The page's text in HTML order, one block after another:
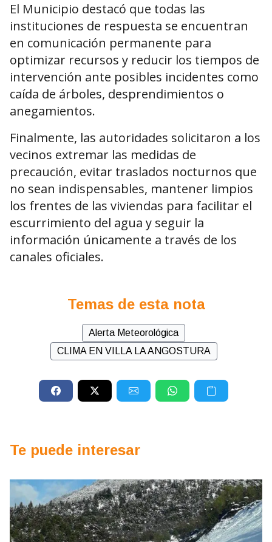
El Municipio destacó que todas las
instituciones de respuesta se encuentran
en comunicación permanente para
optimizar recursos y reducir los tiempos de
intervención ante posibles incidentes como
caída de árboles, desprendimientos o
anegamientos.
Finalmente, las autoridades solicitaron a los
vecinos extremar las medidas de
precaución, evitar traslados nocturnos que
no sean indispensables, mantener limpios
los frentes de las viviendas para facilitar el
escurrimiento del agua y seguir la
información únicamente a través de los
canales oficiales.
Temas de esta nota
Alerta Meteorológica
CLIMA EN VILLA LA ANGOSTURA
Te puede interesar